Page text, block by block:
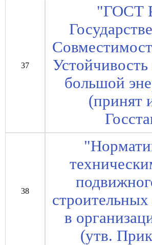
37
"ГОСТ
большой
(принят
38
в
(утв.